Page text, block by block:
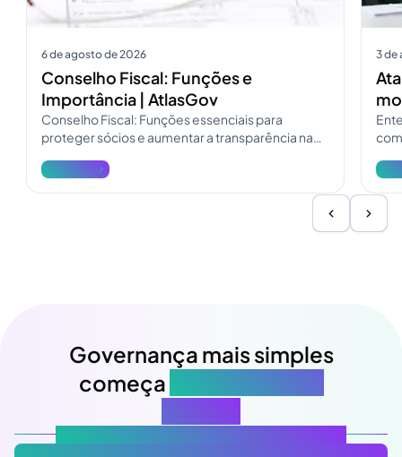
6 de agosto de 2026
Conselho Fiscal: Funções e
Importância | AtlasGov
Conselho Fiscal: Funções essenciais para
proteger sócios e aumentar a transparência na
e atualize a fiscalização.
Ver mais
3 de
Ver
Governança mais simples
começa